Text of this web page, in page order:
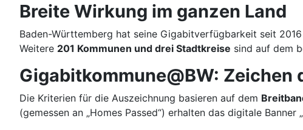
Breite Wirkung im ganzen Land
Baden-Württemberg hat seine Gigabitverfügbarkeit seit 2016
Weitere 201 Kommunen und drei Stadtkreise sind auf dem
Gigabitkommune@BW: Zeichen
Die Kriterien für die Auszeichnung basieren auf dem
(gemessen an „Homes Passed“) erhalten das digitale Banner